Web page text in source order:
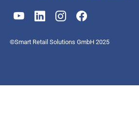
©Smart Retail Solutions GmbH 2025
© Smart Retail Solutions